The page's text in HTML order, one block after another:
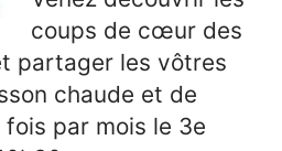
coups de cœur des
partager les vôtres
chaude et de
par mois le 3e